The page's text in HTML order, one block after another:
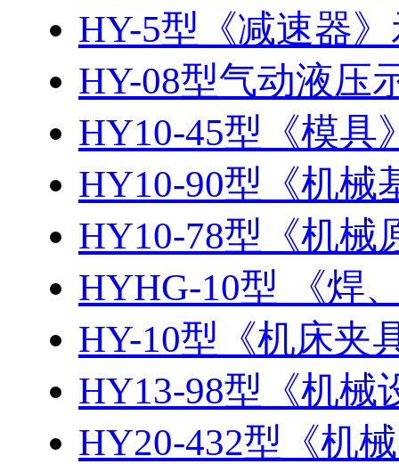
HY-5型《减速器
HY-08型气动液压
HY10-45型《模具
HY10-90型《机械
HY10-78型《机械
HYHG-10型 《焊
HY-10型《机床夹
HY13-98型《机械
HY20-432型《机